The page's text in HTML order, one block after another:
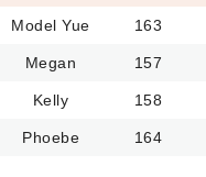
Model Yue 163
Megan 157
Kelly 158
Phoebe 164